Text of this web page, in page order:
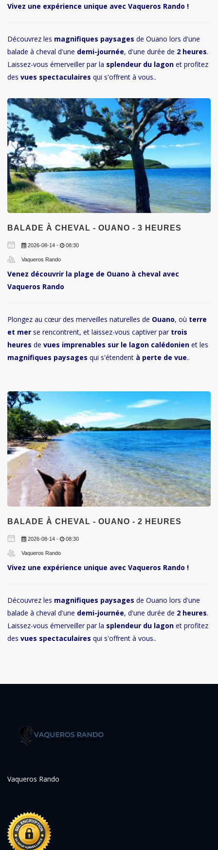
Vivez une expérience unique avec Vaqueros Rando !
Découvrez les magnifiques paysages de Ouano lors d'une
balade à cheval d'une demi-journée, d'une durée de 2 heures.
Laissez-vous émerveiller par la splendeur du lagon et profitez
des vues spectaculaires qui s'offrent à vous..
BALADE À CHEVAL - OUANO - 3 HEURES
2026-08-14 - 08:30
Vaqueros Rando
Venez découvrir la plage de Ouano à cheval avec
Vaqueros Rando
Plongez au cœur des merveilles naturelles de Ouano, où terre
et mer se rencontrent, et laissez-vous captiver partrois
heures de vues imprenables sur le lagon calédonien et les
magnifiques paysages qui s'étendent à perte de vue..
BALADE À CHEVAL - OUANO - 2 HEURES
2026-08-14 - 08:30
Vaqueros Rando
Vivez une expérience unique avec Vaqueros Rando !
Découvrez les magnifiques paysages de Ouano lors d'une
balade à cheval d'une demi-journée, d'une durée de 2 heures.
Laissez-vous émerveiller par la splendeur du lagon et profitez
des vues spectaculaires qui s'offrent à vous..
Vaqueros Rando